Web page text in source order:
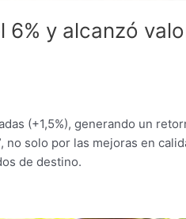
y alcanzó
(+1,5%), generando un
no solo por las mejoras en
de destino.